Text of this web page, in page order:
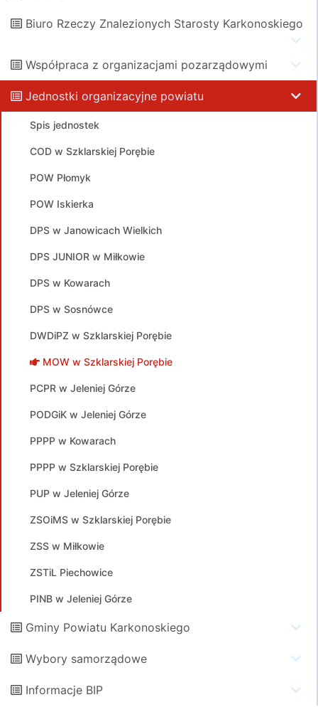
Biuro Rzeczy Znalezionych Starosty Karkonoskiego
Współpraca z organizacjami pozarządowymi
Jednostki organizacyjne powiatu
Spis jednostek
COD w Szklarskiej Porębie
POW Płomyk
POW Iskierka
DPS w Janowicach Wielkich
DPS JUNIOR w Miłkowie
DPS w Kowarach
DPS w Sosnówce
DWDiPZ w Szklarskiej Porębie
MOW w Szklarskiej Porębie
PCPR w Jeleniej Górze
PODGiK w Jeleniej Górze
PPPP w Kowarach
PPPP w Szklarskiej Porębie
PUP w Jeleniej Górze
ZSOiMS w Szklarskiej Porębie
ZSS w Miłkowie
ZSTiL Piechowice
PINB w Jeleniej Górze
Gminy Powiatu Karkonoskiego
Wybory samorządowe
Informacje BIP